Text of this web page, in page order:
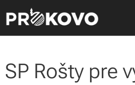
SP Rošty pre